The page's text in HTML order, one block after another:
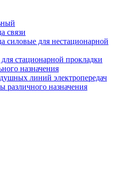
связи
силовые для нестационарной
стационарной прокладки
назначения
линий электропередач
различного назначения